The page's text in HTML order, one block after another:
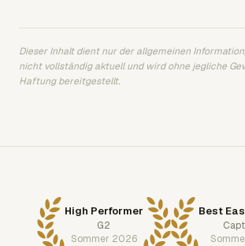
Dieser Inhalt dient nur der allgemeinen
nicht vollständig aktuell und wird ohne jegliche
Haftung bereitgestellt.
High Performer
G2
Sommer 2026
Best